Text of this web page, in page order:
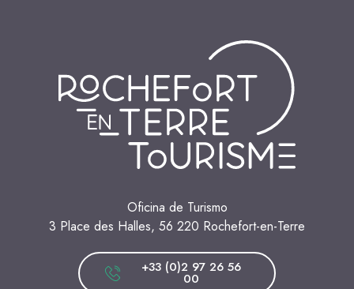
Oficina de Turismo
3 Place des Halles, 56 220 Rochefort-en-Terre
+33 (0)2 97 26 56
00